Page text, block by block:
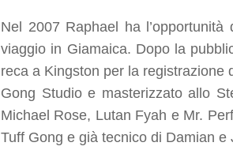
Nel 2007 Raphael ha
viaggio in Giamaica. Dopo la
reca a Kingston per la registrazione
Gong Studio e masterizzato allo
Michael Rose, Lutan Fyah e Mr.
Tuff Gong e già tecnico di Damian